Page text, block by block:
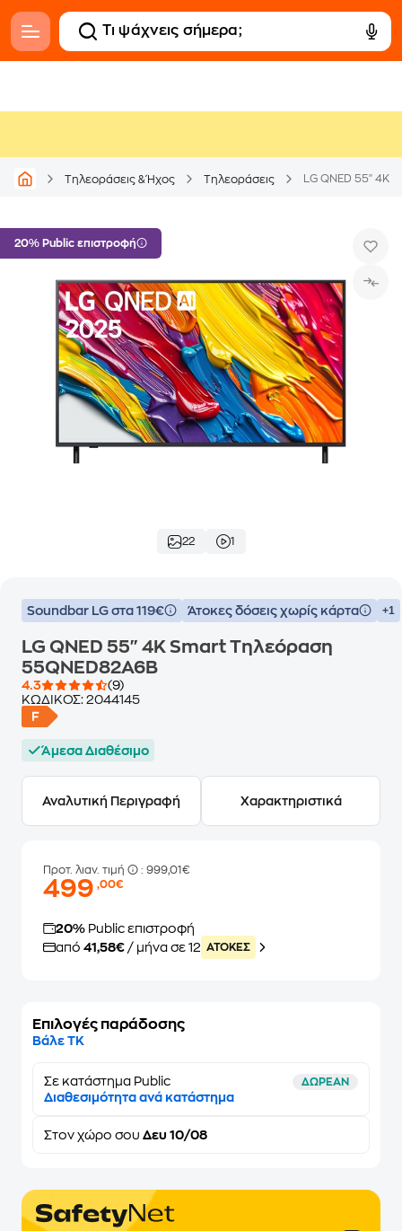
Τηλεοράσεις & Ήχος Τηλεοράσεις LG QNED 55" 4K
20% Public επιστροφή
22 1
Soundbar LG στα 119€ Άτοκες δόσεις χωρίς κάρτα +1
LG QNED 55" 4K Smart Τηλεόραση
55QNED82A6B
4.3
(9)
ΚΩΔΙΚΟΣ: 2044145
Άμεσα Διαθέσιμο
Αναλυτική Περιγραφή Χαρακτηριστικά
Προτ. λιαν. τιμή : 999,01€
499,00€
20% Public επιστροφή
από 41,58€ / μήνα σε 12 ATOKEΣ
Επιλογές παράδοσης
Βάλε ΤΚ
Σε κατάστημα Public ΔΩΡΕΑΝ
Διαθεσιμότητα ανά κατάστημα
Στον χώρο σου Δευ 10/08